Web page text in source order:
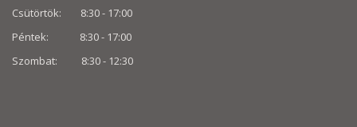
Csütörtök: 8:30 - 17:00
Péntek: 8:30 - 17:00
Szombat: 8:30 - 12:30